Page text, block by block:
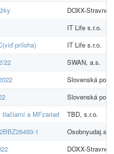
DOXX-Stravné
IT Life s.r.o.
príloha)
IT Life s.r.o.
22
SWAN, a.s.
Slovenská
Slovenská
a MFzariad
TBD, s.r.o.
1
Osobnyudaj.sk
DOXX-Stravné